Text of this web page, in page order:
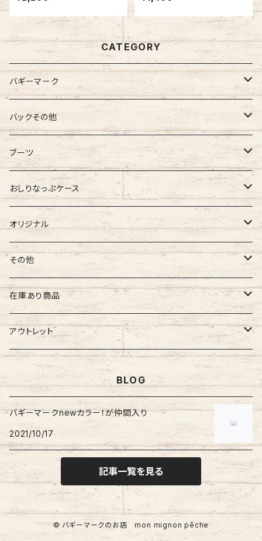
CATEGORY
バギーマーク
バギーマーク
バギーマーク
吸盤付バギーマーク
バギーマークミニ
両面マークいり
オリジナル
バギーマークミニ
吸盤バギーマーク
バギーマークミニ
両面バギーマーク
オリジナル
ぷちまる
みにまる
バギーマークプチ
バギーマークプチ ボールチェーン
バギーマークプチ ストラップ
オリジナル
ぷちまる
くるくるぷち
吸盤バギーマーク
バギーマークミニ
バギーマークプチ
吸盤バギーマーク
バギーマークナノ
オリジナル
ネズミ
くま
オリジナル
バギーマーク
バギーマークプチ
バギーマークミニ
バギーマークナノ
吸盤バギーマーク
ステッカー
車用バキーマーク
バギーマークくるくるプチ
バックその他
バギーポケット
バギーポケット レギュラー
バギーポケット 大
チャーム
バギーチャーム
イニシャルチャーム
診察ファイルバック
ブーツ
オリジナル
Sサイズ
Mサイズ
Lサイズ
XLサイズ
XXLサイズ
オプションリボン
ブーツ
Sサイズ
XXLサイズ
Mサイズ
Lサイズ
XLサイズ
おしりなっぷケース
おしりナップケース 縦型
おしりナップケース 横型
オリジナル
バギーマーク
バギーマークレギュラーサイズ
バギーマークミニ
バギーマークナノ
吸盤付きバギーマーク
おしりナップケース
縦型ストラップ
横型ストラップ
その他
イニシャルチャーム
バッグその他
ビックバギーポケット
吸盤バギーマーク
バギーマークプチ
バギーマークレギュラー
ブーツ
Sサイズ
Lサイズ
その他
ネームホルダー
nanoまる
chibi
在庫あり商品
バギーマーク
ミニサイズ
レギュラーサイズ
ティッシュケース
ブーツ
バギーマークミニ
アウトレット
バギーマーク
BLOG
バギーマークnewカラー！が仲間入り
2021/10/17
記事一覧を見る
© バギーマークのお店 mon mignon pêche